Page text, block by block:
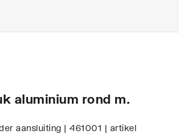
aluminium rond m.
aansluiting | 461001 | artikel